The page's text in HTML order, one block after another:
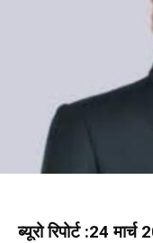
ब्यूरो रिपोर्ट :24 मार्च